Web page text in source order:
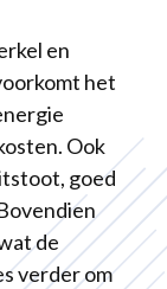
en
het
Ook
goed
de
verder om